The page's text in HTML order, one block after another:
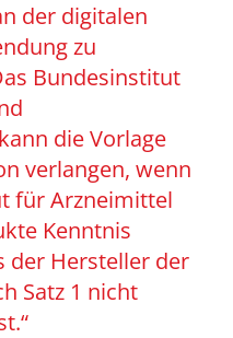
der digitalen
zu
Bundesinstitut
die Vorlage
verlangen, wenn
für Arzneimittel
Kenntnis
der Hersteller der
Satz 1 nicht